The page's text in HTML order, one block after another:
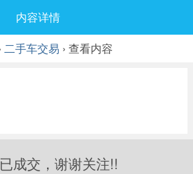
最新发表
内容详情
二手车交易 › 查看内容
成交，谢谢关注!!